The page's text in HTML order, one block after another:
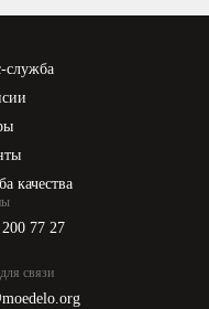
служба
качества
77 27
связи